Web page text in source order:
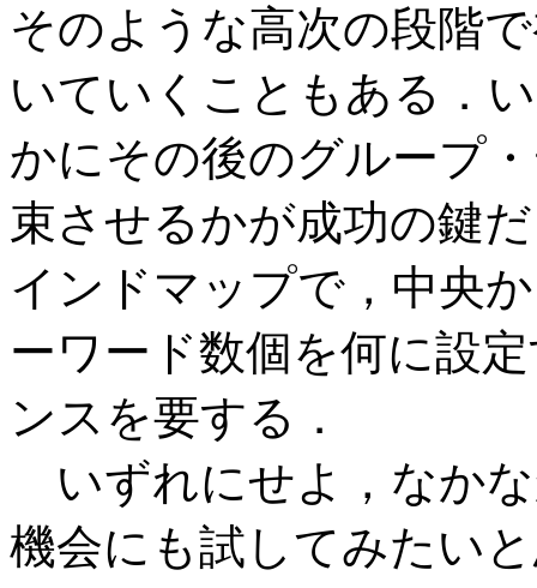
そのような高次の段階
いていくこともある．
かにその後のグループ
束させるかが成功の鍵
インドマップで，中央
ーワード数個を何に設
ンスを要する．
いずれにせよ，なか
機会にも試してみたい